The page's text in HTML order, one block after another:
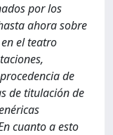
por los
ahora sobre
el teatro
de
de titulación de
cuanto a esto